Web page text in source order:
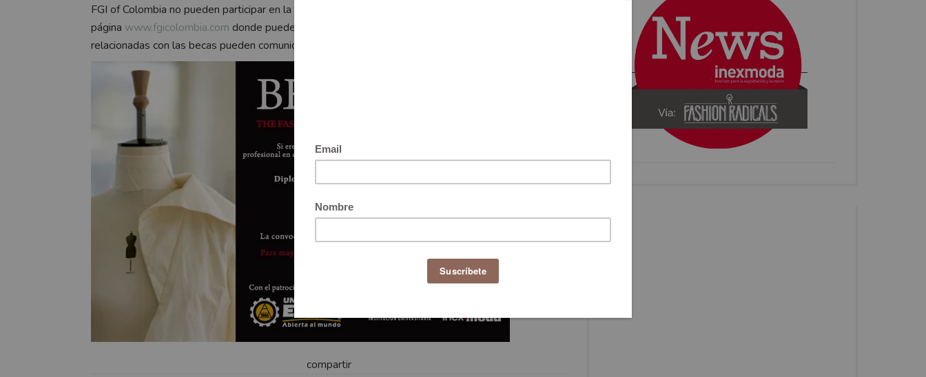
FGI of Colombia no pueden participar en la convocatoria. Pueden ingresar a la
página www.fgicolombia.com donde pueden descargar el formulario y para todas las preguntas
relacionadas con las becas pueden comunicarse con José Zapataal mail
compartir